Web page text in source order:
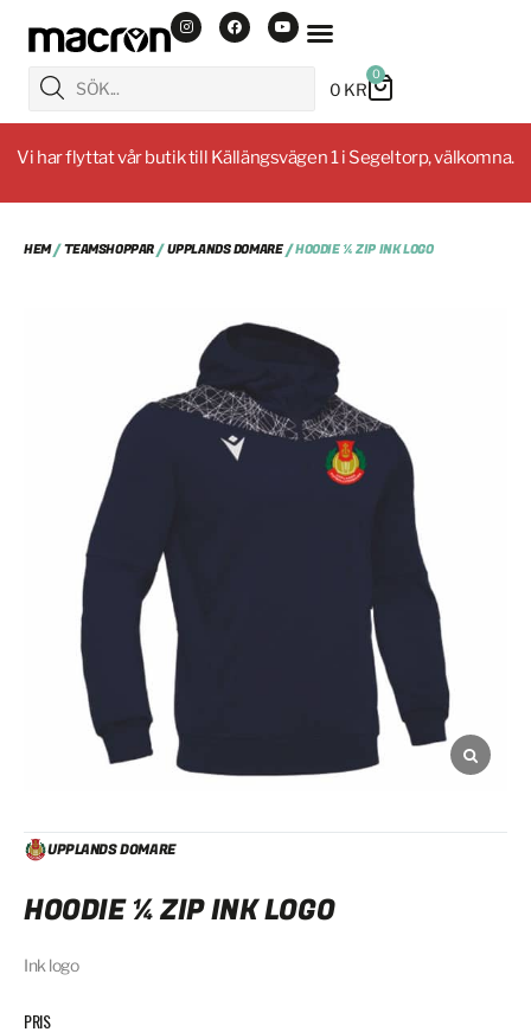
0 KR
0
Vi har flyttat vår butik till Källängsvägen 1 i Segeltorp, välkomna.
HEM/TEAMSHOPPAR/UPPLANDS DOMARE/ HOODIE ¼ ZIP INK LOGO
UPPLANDS DOMARE
HOODIE ¼ ZIP INK LOGO
Ink logo